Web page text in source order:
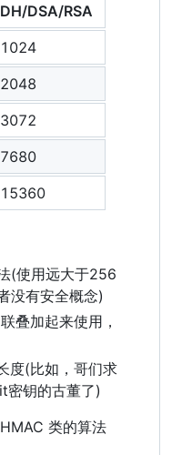
DH/DSA/RSA
1024
2048
3072
7680
15360
(使用远大于256
没有安全概念)
叠加起来使用，
度(比如，哥们求
密钥的古董了)
类的算法